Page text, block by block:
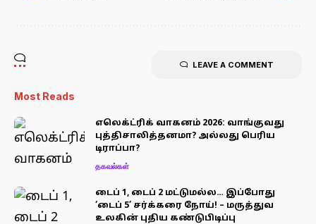
LEAVE A COMMENT
Most Reads
எலெக்ட்ரிக் வாகனம் 2026: வாங்குவது
புத்திசாலித்தனமா? அல்லது பெரிய
டிராப்பா?
தகவல்கள்
டைப் 1, டைப் 2 மட்டுமல்ல… இப்போது
‘டைப் 5’ சர்க்கரை நோய்! – மருத்துவ
உலகின் புதிய கண்டுபிடிப்பு